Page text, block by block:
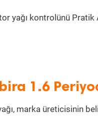
yağı kontrolünü Pratik
1.6
marka üreticisinin